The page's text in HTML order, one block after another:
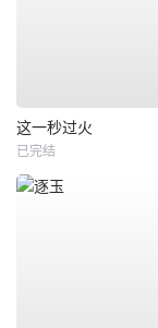
这一秒过火
已完结